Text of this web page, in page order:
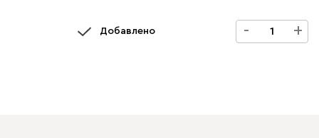
Добавлено - +